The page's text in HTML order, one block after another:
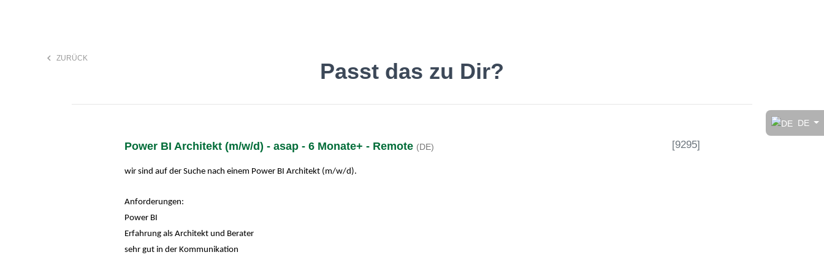
DE
Finde den Job, der Dir gefällt!
keyboard_arrow_left ZURÜCK
Passt das zu Dir?
Power BI Architekt (m/w/d) - asap - 6 Monate+ - Remote (DE) [9295]
wir sind auf der Suche nach einem Power BI Architekt (m/w/d).
Anforderungen:
Power BI
Erfahrung als Architekt und Berater
sehr gut in der Kommunikation